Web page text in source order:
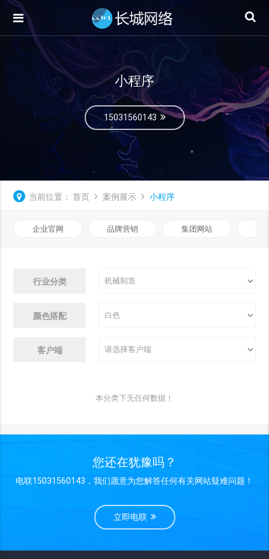
小程序
15031560143
当前位置： 首页 案例展示 小程序
企业官网 品牌营销 集团网站
行业分类
颜色搭配
客户端
本分类下无任何数据！
您还在犹豫吗？
电联15031560143，我们愿意为您解答任何有关网站疑难问题！
立即电联